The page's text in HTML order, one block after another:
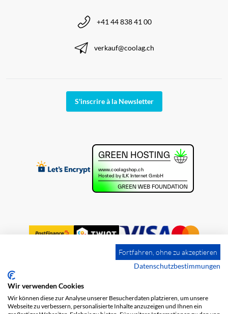
+41 44 838 41 00
verkauf@coolag.ch
S'inscrire à la Newsletter
Impression
Protection des données
Fortfahren, ohne zu akzeptieren
Datenschutzbestimmungen
Wir verwenden Cookies
Wir können diese zur Analyse unserer Besucherdaten platzieren, um unsere
Webseite zu verbessern, personalisierte Inhalte anzuzeigen und Ihnen ein